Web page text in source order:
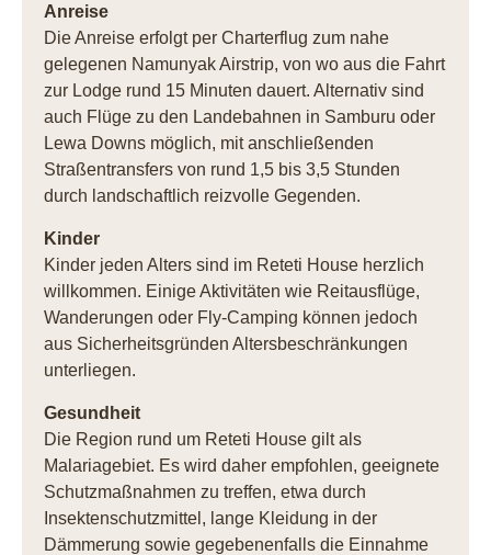
Anreise
Die Anreise erfolgt per Charterflug zum nahe
gelegenen Namunyak Airstrip, von wo aus die Fahrt
zur Lodge rund 15 Minuten dauert. Alternativ sind
auch Flüge zu den Landebahnen in Samburu oder
Lewa Downs möglich, mit anschließenden
Straßentransfers von rund 1,5 bis 3,5 Stunden
durch landschaftlich reizvolle Gegenden.
Kinder
Kinder jeden Alters sind im Reteti House herzlich
willkommen. Einige Aktivitäten wie Reitausflüge,
Wanderungen oder Fly-Camping können jedoch
aus Sicherheitsgründen Altersbeschränkungen
unterliegen.
Gesundheit
Die Region rund um Reteti House gilt als
Malariagebiet. Es wird daher empfohlen, geeignete
Schutzmaßnahmen zu treffen, etwa durch
Insektenschutzmittel, lange Kleidung in der
Dämmerung sowie gegebenenfalls die Einnahme